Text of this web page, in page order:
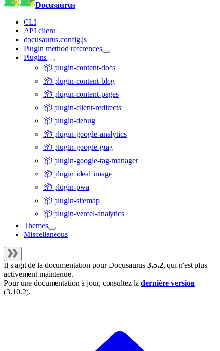
Docusaurus
CLI
API client
docusaurus.config.js
Plugin method references
Plugins
📦 plugin-content-docs
📦 plugin-content-blog
📦 plugin-content-pages
📦 plugin-client-redirects
📦 plugin-debug
📦 plugin-google-analytics
📦 plugin-google-gtag
📦 plugin-google-tag-manager
📦 plugin-ideal-image
📦 plugin-pwa
📦 plugin-sitemap
📦 plugin-vercel-analytics
Themes
Miscellaneous
Il s'agit de la documentation pourDocusaurus 3.5.2, qui n'est plus
activement maintenue.
Pour une documentation à jour, consultez la dernière version
(3.10.2).